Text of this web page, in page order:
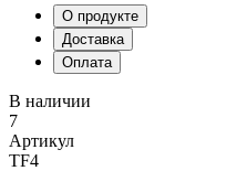
О продукте
Доставка
Оплата
В наличии
7
Артикул
TF4